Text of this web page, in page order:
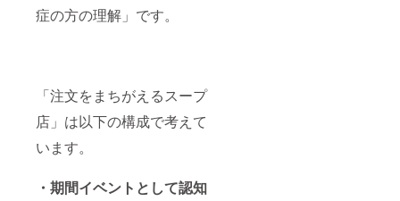
症の方の理解」です。
「注文をまちがえるスープ
店」は以下の構成で考えて
います。
・期間イベントとして認知